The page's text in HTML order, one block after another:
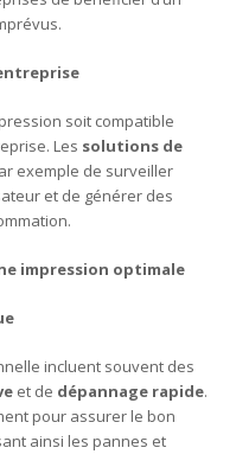
soit compatible
Les solutions de
exemple de surveiller
et de générer des
impression optimale
incluent souvent des
et de dépannage rapide.
pour assurer le bon
ainsi les pannes et